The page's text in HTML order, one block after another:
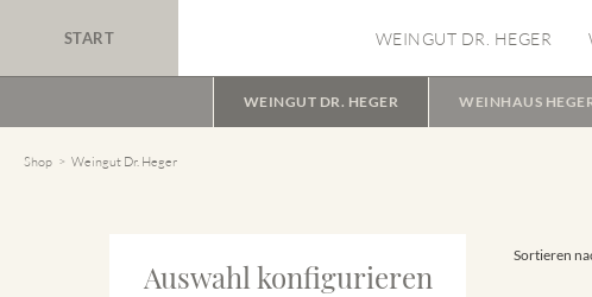
START WEINGUT DR. HEGER
WEINGUT DR. HEGER WEINHAUS
Shop Weingut Dr. Heger
Auswahl konfigurieren
Sortieren